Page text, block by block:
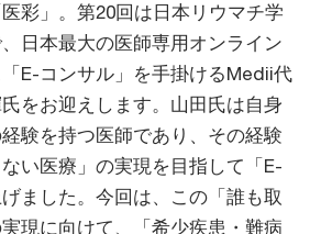
彩」。第20回は日本リウマチ学
日本最大の医師専用オンライン
E-コンサル」を手掛けるMedii代
をお迎えします。山田氏は自身
験を持つ医師であり、その経験
い医療」の実現を目指して「E-
ました。今回は、この「誰も取
現に向けて、「希少疾患・難病